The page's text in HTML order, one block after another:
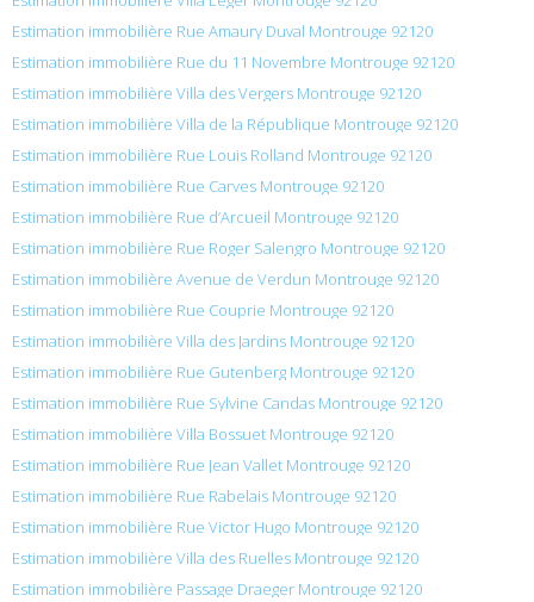
Estimation immobilière Rue Amaury Duval Montrouge 92120
Estimation immobilière Rue du 11 Novembre Montrouge 92120
Estimation immobilière Villa des Vergers Montrouge 92120
Estimation immobilière Villa de la République Montrouge 92120
Estimation immobilière Rue Louis Rolland Montrouge 92120
Estimation immobilière Rue Carves Montrouge 92120
Estimation immobilière Rue d’Arcueil Montrouge 92120
Estimation immobilière Rue Roger Salengro Montrouge 92120
Estimation immobilière Avenue de Verdun Montrouge 92120
Estimation immobilière Rue Couprie Montrouge 92120
Estimation immobilière Villa des Jardins Montrouge 92120
Estimation immobilière Rue Gutenberg Montrouge 92120
Estimation immobilière Rue Sylvine Candas Montrouge 92120
Estimation immobilière Villa Bossuet Montrouge 92120
Estimation immobilière Rue Jean Vallet Montrouge 92120
Estimation immobilière Rue Rabelais Montrouge 92120
Estimation immobilière Rue Victor Hugo Montrouge 92120
Estimation immobilière Villa des Ruelles Montrouge 92120
Estimation immobilière Passage Draeger Montrouge 92120